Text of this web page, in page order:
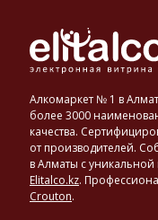
Алкомаркет № 1 в
более 3000
качества.
от производителей.
в Алматы с
Elitalco.kz.
Crouton.